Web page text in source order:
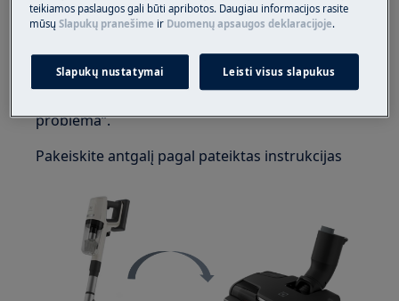
susisiekite su mūsų klientų aptarnavimo
Susisiekite su mumis per pokalbį. Prašome
problema“.
Pakeiskite antgalį pagal pateiktas instrukcijas
teikiamos paslaugos gali būti apribotos. Daugiau informacijos rasite
mūsųSlapukų pranešime ir Duomenų apsaugos deklaracijoje.
Slapukų nustatymai Leisti visus slapukus